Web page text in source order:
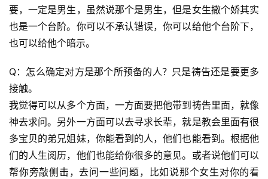
热
点
应
关
于
我
们
要，一定是男生，虽然说那个是男生，但是女生撒个娇其实
也是一个台阶。你可以不承认错误，你可以给他个台阶下，
也可以给他个暗示。
Q：怎么确定对方是那个所预备的人？只是祷告还是要更多
接触。
我觉得可以从多个方面，一方面要把他带到祷告里面，就像
神去求问。另外一方面可以去寻求长辈，就是教会里面有很
多宝贝的弟兄姐妹，你能看到的人，他们也能看到。根据他
们的人生阅历，他们也能给你很多的意见。或者说他们可以
帮你旁敲侧击，去问一些问题，比如说那个女生对你的看